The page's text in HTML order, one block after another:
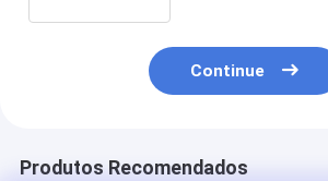
Continue
Produtos Recomendados